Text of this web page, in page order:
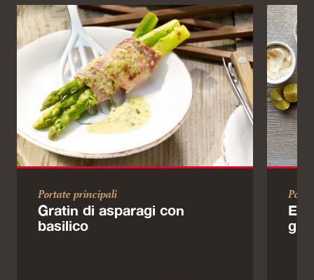
Portate principali
Gratin di asparagi con
basilico